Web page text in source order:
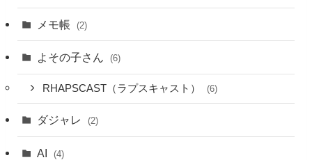
メモ帳 (2)
よその子さん (6)
RHAPSCAST（ラプスキャスト） (6)
ダジャレ (2)
AI (4)